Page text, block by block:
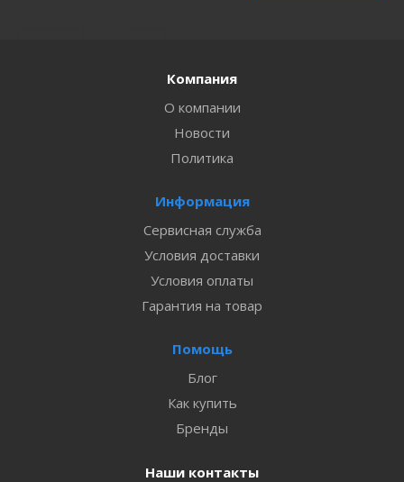
Компания
О компании
Новости
Политика
Информация
Сервисная служба
Условия доставки
Условия оплаты
Гарантия на товар
Помощь
Блог
Как купить
Бренды
Наши контакты